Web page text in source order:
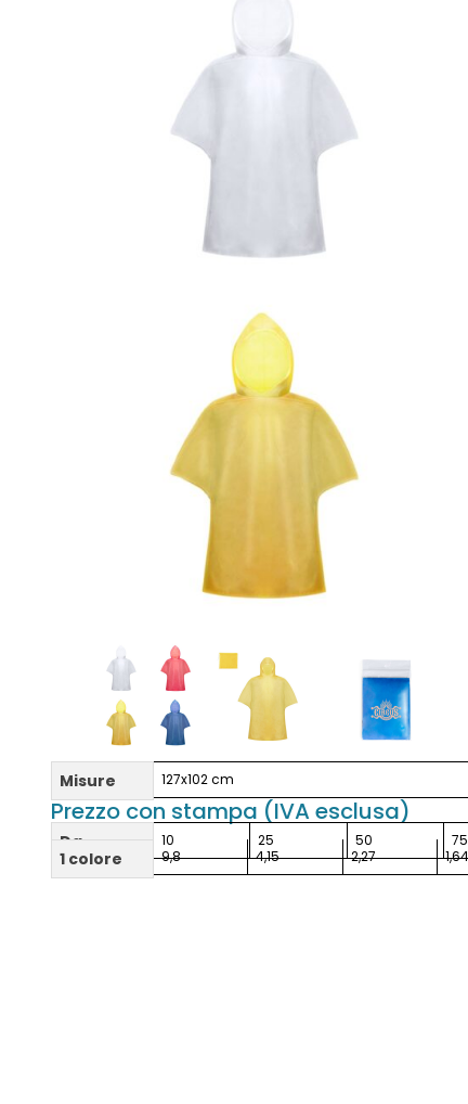
Misure 127x102 cm
Prezzo con stampa (IVA esclusa)
Da 10 25 50 75
1 colore 9,8 4,15 2,27 1,64